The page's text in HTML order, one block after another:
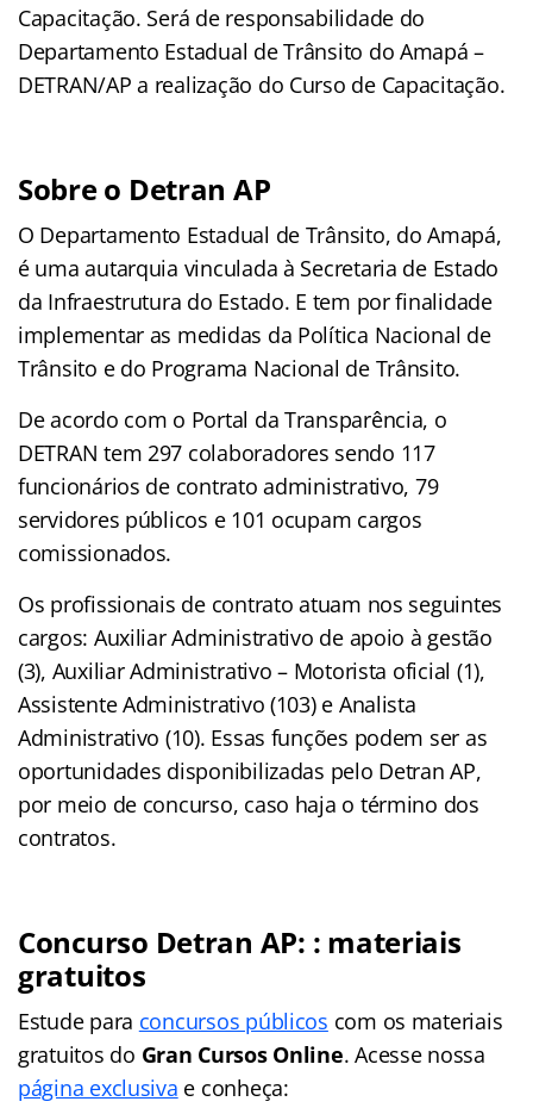
Capacitação. Será de responsabilidade do
Departamento Estadual de Trânsito do Amapá –
DETRAN/AP a realização do Curso de Capacitação.
Sobre o Detran AP
O Departamento Estadual de Trânsito, do Amapá,
é uma autarquia vinculada à Secretaria de Estado
da Infraestrutura do Estado. E tem por finalidade
implementar as medidas da Política Nacional de
Trânsito e do Programa Nacional de Trânsito.
De acordo com o Portal da Transparência, o
DETRAN tem 297 colaboradores sendo 117
funcionários de contrato administrativo, 79
servidores públicos e 101 ocupam cargos
comissionados.
Os profissionais de contrato atuam nos seguintes
cargos: Auxiliar Administrativo de apoio à gestão
(3), Auxiliar Administrativo – Motorista oficial (1),
Assistente Administrativo (103) e Analista
Administrativo (10). Essas funções podem ser as
oportunidades disponibilizadas pelo Detran AP,
por meio de concurso, caso haja o término dos
contratos.
Concurso Detran AP: : materiais
gratuitos
Estude para concursos públicos com os materiais
gratuitos do Gran Cursos Online. Acesse nossa
página exclusiva e conheça: